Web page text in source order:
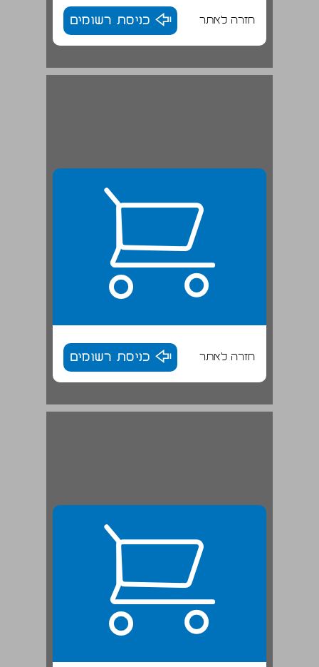
חזרה לאתר כניסת רשומים
תהליכי למידה מתפתחים בתחומים צרים ומוגדרים ... 21
חזרה לאתר כניסת רשומים